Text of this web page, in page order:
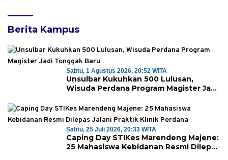
Berita Kampus
Sabtu, 1 Agustus 2026, 20:52 WITA
Unsulbar Kukuhkan 500 Lulusan,
Wisuda Perdana Program Magister Jadi
Sabtu, 25 Juli 2026, 20:33 WITA
Caping Day STIKes Marendeng Majene:
25 Mahasiswa Kebidanan Resmi Dilepas